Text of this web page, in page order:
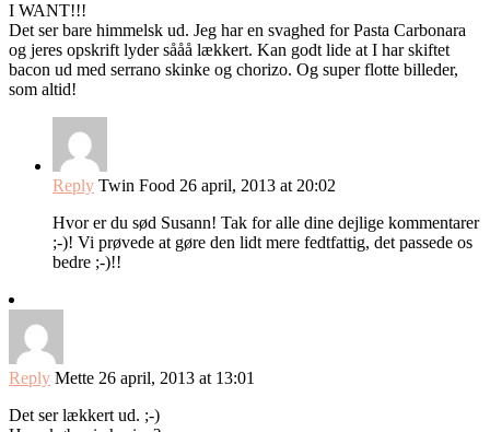
I WANT!!!
Det ser bare himmelsk ud. Jeg har en svaghed for Pasta Carbonara
og jeres opskrift lyder sååå lækkert. Kan godt lide at I har skiftet
bacon ud med serrano skinke og chorizo. Og super flotte billeder,
som altid!
Reply Twin Food 26 april, 2013 at 20:02
Hvor er du sød Susann! Tak for alle dine dejlige kommentarer
;-)! Vi prøvede at gøre den lidt mere fedtfattig, det passede os
bedre ;-)!!
Reply Mette 26 april, 2013 at 13:01
Det ser lækkert ud. ;-)